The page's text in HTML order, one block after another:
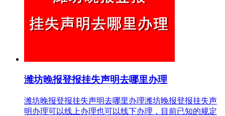
潍坊晚报登报挂失声明去哪里办理
潍坊晚报登报挂失声明去哪里办理潍坊晚报登报挂失声
明办理可以线上办理也可以线下办理，目前已知的规定